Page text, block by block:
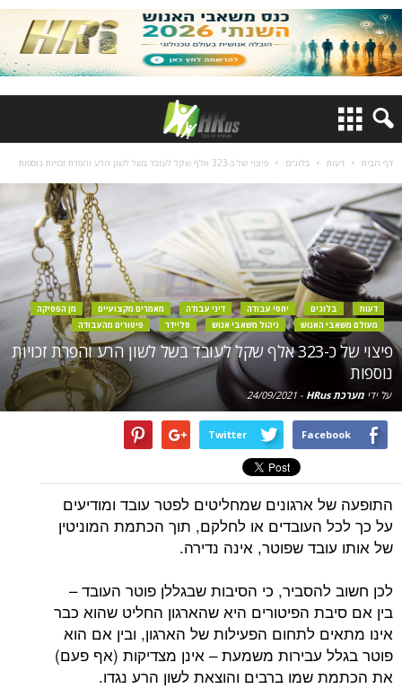
דף הבית דעות בלוגים פיצוי של כ-323 אלף שקל לעובד בשל לשון הרע והפרת זכויות נוספות
דעות בלוגים יחסי עבודה דיני עבודה מאמרים מקצועיים
מן הפסיקה
מעולם משאבי האנוש
ניהול משאבי אנוש סליידר פיטורים מהעבודה
פיצוי של כ-323 אלף שקל לעובד בשל לשון הרע והפרת זכויות
נוספות
על ידי מערכת HRus -
24/09/2021
Facebook
Twitter
התופעה של ארגונים שמחליטים לפטר עובד ומודיעים
על כך לכל העובדים או לחלקם, תוך הכתמת המוניטין
של אותו עובד שפוטר, אינה נדירה.
לכן חשוב להסביר, כי הסיבות שבגללן פוטר העובד –
בין אם סיבת הפיטורים היא שהארגון החליט שהוא כבר
אינו מתאים לתחום הפעילות של הארגון, ובין אם הוא
פוטר בגלל עבירות משמעת – אינן מצדיקות (אף פעם)
את הכתמת שמו ברבים והוצאת לשון הרע נגדו.